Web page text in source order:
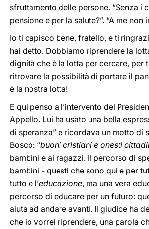
sfruttamento delle persone. “Senza i
pensione e per la salute?”. “A me non
Io ti capisco bene, fratello, e ti
hai detto. Dobbiamo riprendere la
dignità che è la lotta per cercare, per
ritrovare la possibilità di portare il
è la nostra lotta!
E qui penso all’intervento del
Appello. Lui ha usato una bella
di speranza” e ricordava un motto di
Bosco: “buoni cristiani e onesti
bambini e ai ragazzi. Il percorso di
bambini - questi che sono qui e per
tutto e l’educazione, ma una vera
percorso di educare per un futuro:
aiuta ad andare avanti. Il giudice ha
che io vorrei riprendere, una parola